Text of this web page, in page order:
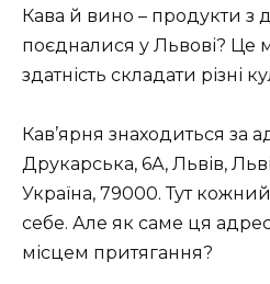
Кава й вино – продукти з
поєдналися у Львові? Це
здатність складати різні
Кав’ярня знаходиться за
Друкарська, 6А, Львів,
Україна, 79000. Тут
себе. Але як саме ця
місцем притягання?